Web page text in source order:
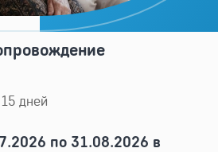
дней
по 31.08.2026 в